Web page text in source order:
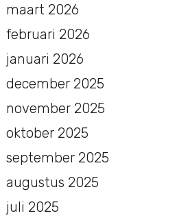
maart 2026
februari 2026
januari 2026
december 2025
november 2025
oktober 2025
september 2025
augustus 2025
juli 2025